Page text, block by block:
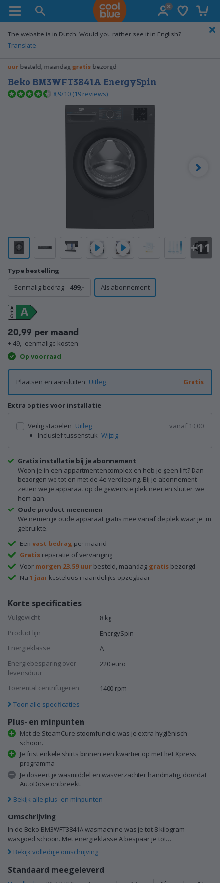
The website is in Dutch. Would you rather see it in English?
Translate
Beko BM3WFT3841A EnergySpin
8,9/10 (19 reviews)
+11
Type bestelling
Eenmalig bedrag
499,- Als abonnement
20,99 per maand
+ 49,- eenmalige kosten
Op voorraad
Plaatsen en aansluiten Uitleg Gratis
Extra opties voor installatie
Veilig stapelen Uitleg
Inclusief tussenstuk Wijzig
vanaf 10,00
Gratis installatie bij je abonnement
Woon je in een appartmentencomplex en heb je geen lift? Dan
bezorgen we tot en met de 4e verdieping. Bij je abonnement
zetten we je apparaat op de gewenste plek neer en sluiten we
hem aan.
Oude product meenemen
We nemen je oude apparaat gratis mee vanaf de plek waar je 'm
gebruikte.
Een vast bedrag per maand
Gratis reparatie of vervanging
Voor morgen 23.59 uur besteld, maandag gratis bezorgd
Na 1 jaar kosteloos maandelijks opzegbaar
Korte specificaties
Vulgewicht
8 kg
Product lijn
EnergySpin
Energieklasse
A
Energiebesparing over
levensduur
220 euro
Toerental centrifugeren
1400 rpm
Toon alle specificaties
Plus- en minpunten
Met de SteamCure stoomfunctie was je extra hygiënisch
schoon.
Je frist enkele shirts binnen een kwartier op met het Xpress
programma.
Je doseert je wasmiddel en wasverzachter handmatig, doordat
AutoDose ontbreekt.
Bekijk alle plus- en minpunten
Omschrijving
In de Beko BM3WFT3841A wasmachine was je tot 8 kilogram
wasgoed schoon. Met energieklasse A bespaar je tot…
Bekijk volledige omschrijving
Standaard meegeleverd